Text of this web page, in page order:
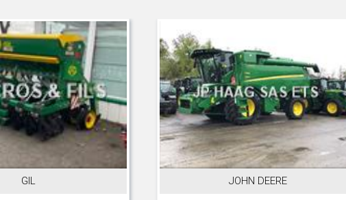
GIL JOHN DEERE